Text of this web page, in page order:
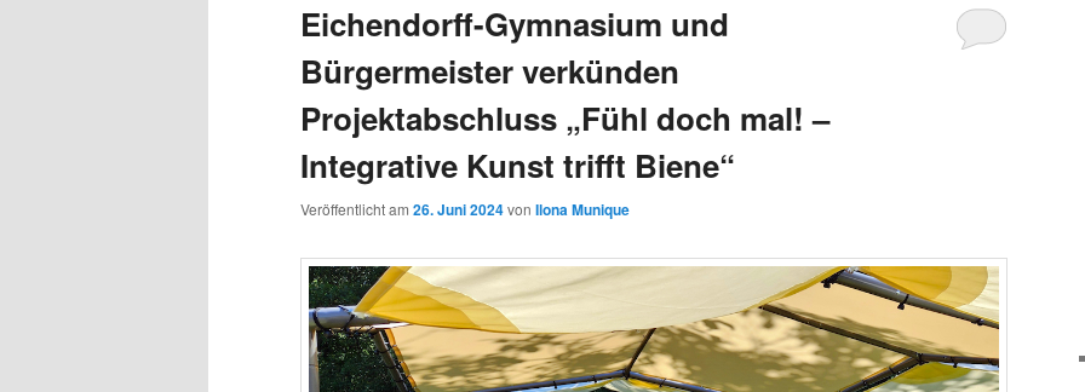
Eichendorff-Gymnasium und
Bürgermeister verkünden
Projektabschluss „Fühl doch mal! –
Integrative Kunst trifft Biene“
Veröffentlicht am 26. Juni 2024von Ilona Munique